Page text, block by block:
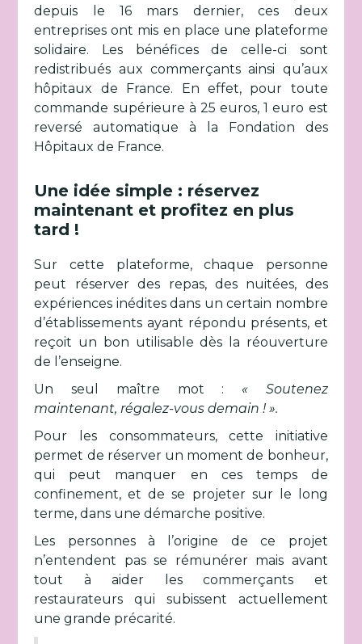
depuis le 16 mars dernier, ces deux
entreprises ont mis en place une plateforme
solidaire. Les bénéfices de celle-ci sont
redistribués aux commerçants ainsi qu’aux
hôpitaux de France. En effet, pour toute
commande supérieure à 25 euros, 1 euro est
reversé automatique à la Fondation des
Hôpitaux de France.
Une idée simple : réservez
maintenant et profitez en plus
tard !
Sur cette plateforme, chaque personne
peut réserver des repas, des nuitées, des
expériences inédites dans un certain nombre
d’établissements ayant répondu présents, et
reçoit un bon utilisable dès la réouverture
de l’enseigne.
Un seul maître mot : « Soutenez
maintenant, régalez-vous demain ! ».
Pour les consommateurs, cette initiative
permet de réserver un moment de bonheur,
qui peut manquer en ces temps de
confinement, et de se projeter sur le long
terme, dans une démarche positive.
Les personnes à l’origine de ce projet
n’entendent pas se rémunérer mais avant
tout à aider les commerçants et
restaurateurs qui subissent actuellement
une grande précarité.